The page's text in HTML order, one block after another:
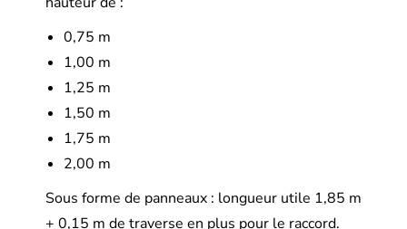
0,75 m
1,00 m
1,25 m
1,50 m
1,75 m
2,00 m
Sous forme de panneaux : longueur utile 1,85 m
+ 0,15 m de traverse en plus pour le raccord.